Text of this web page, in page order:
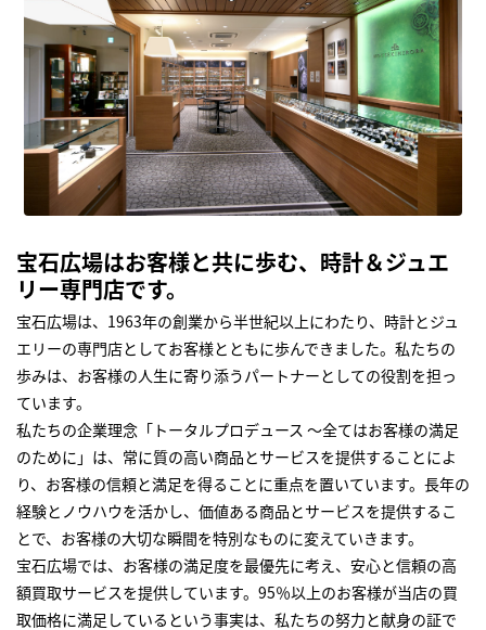
宝石広場はお客様と共に歩む、時計＆ジュエ
リー専門店です。
宝石広場は、1963年の創業から半世紀以上にわたり、時計とジュ
エリーの専門店としてお客様とともに歩んできました。私たちの
歩みは、お客様の人生に寄り添うパートナーとしての役割を担っ
ています。
私たちの企業理念「トータルプロデュース ～全てはお客様の満足
のために」は、常に質の高い商品とサービスを提供することによ
り、お客様の信頼と満足を得ることに重点を置いています。長年の
経験とノウハウを活かし、価値ある商品とサービスを提供するこ
とで、お客様の大切な瞬間を特別なものに変えていきます。
宝石広場では、お客様の満足度を最優先に考え、安心と信頼の高
額買取サービスを提供しています。95％以上のお客様が当店の買
取価格に満足しているという事実は、私たちの努力と献身の証で